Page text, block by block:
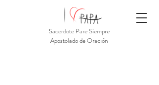
Sacerdote Pare Siempre
Apostolado de Oración